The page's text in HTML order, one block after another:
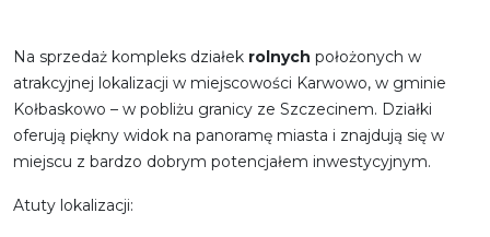
Na sprzedaż kompleks działek rolnych położonych w
atrakcyjnej lokalizacji w miejscowości Karwowo, w gminie
Kołbaskowo – w pobliżu granicy ze Szczecinem. Działki
oferują piękny widok na panoramę miasta i znajdują się w
miejscu z bardzo dobrym potencjałem inwestycyjnym.
Atuty lokalizacji: